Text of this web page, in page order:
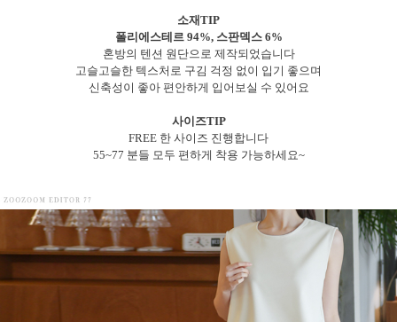
소재TIP
폴리에스테르 94%, 스판덱스 6%
혼방의 텐션 원단으로 제작되었습니다
고슬고슬한 텍스처로 구김 걱정 없이 입기 좋으며
신축성이 좋아 편안하게 입어보실 수 있어요
사이즈TIP
FREE 한 사이즈 진행합니다
55~77 분들 모두 편하게 착용 가능하세요~